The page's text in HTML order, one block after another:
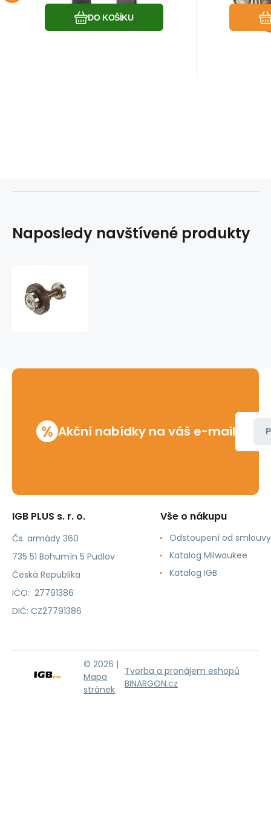
DO KOŠÍKU
Naposledy navštívené produkty
% Akční nabídky na váš e-mail
IGB PLUS s. r. o.
Čs. armády 360
735 51 Bohumín 5 Pudlov
Česká Republika
IČO: 27791386
DIČ: CZ27791386
Vše o nákupu
Odstoupení od smlouvy
Katalog Milwaukee
Katalog IGB
© 2026 |
Mapa
stránek
Tvorba a pronájem eshopů
BINARGON.cz